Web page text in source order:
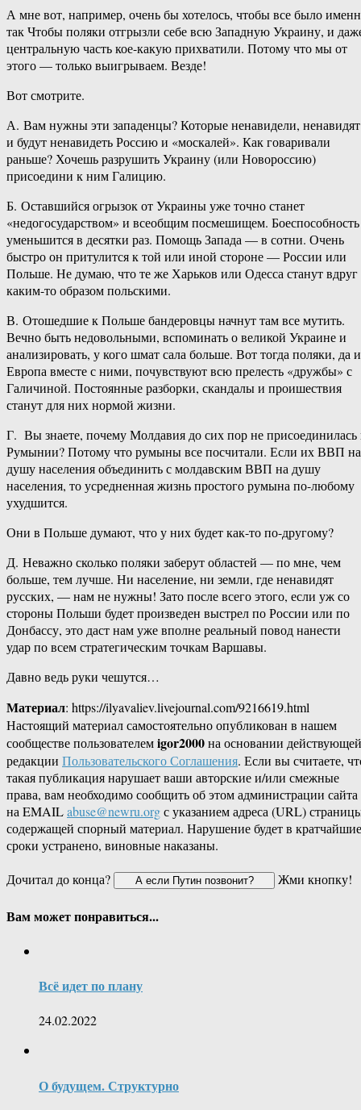
А мне вот, например, очень бы хотелось, чтобы все было
так Чтобы поляки отгрызли себе всю Западную Украину, и
центральную часть кое-какую прихватили. Потому что мы от
этого — только выигрываем. Везде!
Вот смотрите.
А. Вам нужны эти западенцы? Которые ненавидели, ненавидят
и будут ненавидеть Россию и «москалей». Как говаривали
раньше? Хочешь разрушить Украину (или Новороссию)
присоедини к ним Галицию.
Б. Оставшийся огрызок от Украины уже точно станет
«недогосударством» и всеобщим посмешищем. Боеспособность
уменьшится в десятки раз. Помощь Запада — в сотни. Очень
быстро он притулится к той или иной стороне — России или
Польше. Не думаю, что те же Харьков или Одесса станут вдруг
каким-то образом польскими.
В. Отошедшие к Польше бандеровцы начнут там все мутить.
Вечно быть недовольными, вспоминать о великой Украине и
анализировать, у кого шмат сала больше. Вот тогда поляки, да и
Европа вместе с ними, почувствуют всю прелесть «дружбы» с
Галичиной. Постоянные разборки, скандалы и проишествия
станут для них нормой жизни.
Г. Вы знаете, почему Молдавия до сих пор не присоединилась
Румынии? Потому что румыны все посчитали. Если их ВВП на
душу населения объединить с молдавским ВВП на душу
населения, то усредненная жизнь простого румына по-любому
ухудшится.
Они в Польше думают, что у них будет как-то по-другому?
Д. Неважно сколько поляки заберут областей — по мне, чем
больше, тем лучше. Ни население, ни земли, где ненавидят
русских, — нам не нужны! Зато после всего этого, если уж со
стороны Польши будет произведен выстрел по России или по
Донбассу, это даст нам уже вполне реальный повод нанести
удар по всем стратегическим точкам Варшавы.
Давно ведь руки чешутся…
Материал: https://ilyavaliev.livejournal.com/9216619.html
Настоящий материал самостоятельно опубликован в нашем
сообществе пользователемigor2000на основании действующей
редакции Пользовательского Соглашения. Если вы считаете,
такая публикация нарушает ваши авторские и/или смежные
права, вам необходимо сообщить об этом администрации сайта
на EMAILabuse@newru.orgс указанием адреса (URL)
содержащей спорный материал. Нарушение будет в кратчайшие
сроки устранено, виновные наказаны.
Дочитал до конца?
Жми кнопку!
Вам может понравиться...
Всё идет по плану
24.02.2022
О будущем. Структурно